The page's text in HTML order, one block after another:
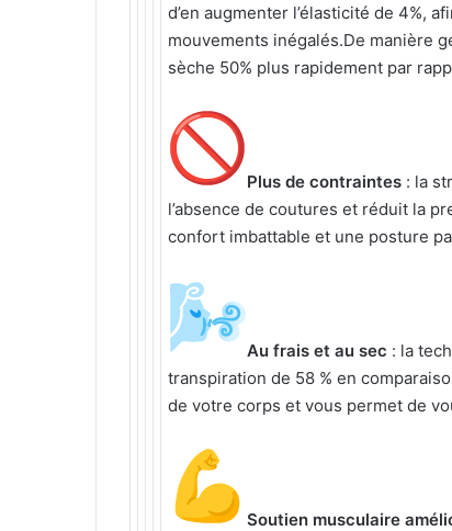
d’en augmenter l’élasticité de 4%,
mouvements inégalés.De manière
sèche 50% plus rapidement par
Plus de contraintes : la
l’absence de coutures et réduit la
confort imbattable et une posture
Au frais et au sec : la
transpiration de 58 % en
de votre corps et vous permet de
Soutien musculaire